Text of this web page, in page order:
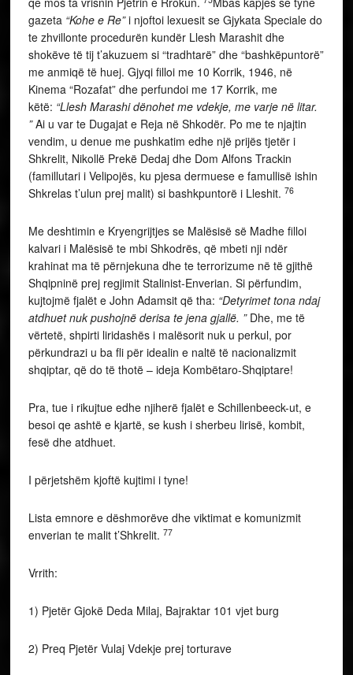
gazeta “Kohe e Re”i njoftoi lexuesit se Gjykata Speciale do
te zhvillonte procedurën kundër Llesh Marashit dhe
shokëve të tij t’akuzuem si “tradhtarë” dhe “bashkëpuntorë”
me anmiqë të huej. Gjyqi filloi me 10 Korrik, 1946, në
Kinema “Rozafat” dhe perfundoi me 17 Korrik, me
këtë: “Llesh Marashi dënohet me vdekje, me varje në litar.
”Ai u var te Dugajat e Reja në Shkodër. Po me te njajtin
vendim, u denue me pushkatim edhe një prijës tjetër i
Shkrelit, Nikollë Prekë Dedaj dhe Dom Alfons Trackin
(famillutari i Velipojës, ku pjesa dermuese e famullisë ishin
Shkrelas t’ulun prej malit) si bashkpuntorë i Lleshit. 76
Me deshtimin e Kryengrijtjes se Malësisë së Madhe filloi
kalvari i Malësisë te mbi Shkodrës, që mbeti nji ndër
krahinat ma të përnjekuna dhe te terrorizume në të gjithë
Shqipninë prej regjimit Stalinist-Enverian. Si përfundim,
kujtojmë fjalët e John Adamsit që tha: “Detyrimet tona ndaj
atdhuet nuk pushojnë derisa te jena gjallë. ”Dhe, me të
vërtetë, shpirti liridashës i malësorit nuk u perkul, por
përkundrazi u ba fli për idealin e naltë të nacionalizmit
shqiptar, që do të thotë – ideja Kombëtaro-Shqiptare!
Pra, tue i rikujtue edhe njiherë fjalët e Schillenbeeck-ut, e
besoi qe ashtë e kjartë, se kush i sherbeu lirisë, kombit,
fesë dhe atdhuet.
I përjetshëm kjoftë kujtimi i tyne!
Lista emnore e dëshmorëve dhe viktimat e komunizmit
enverian te malit t’Shkrelit. 77
Vrrith:
1) Pjetër Gjokë Deda Milaj, Bajraktar 101 vjet burg
2) Preq Pjetër Vulaj Vdekje prej torturave